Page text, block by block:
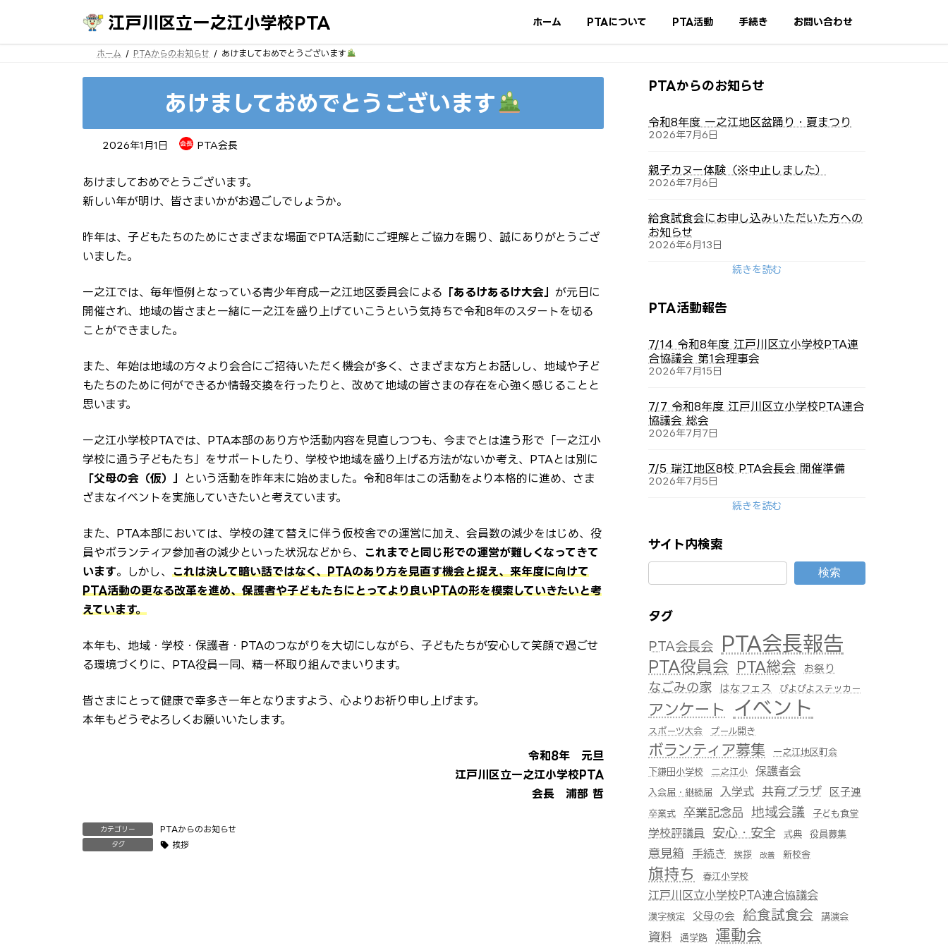
ン
ー
江戸川区立一之江小学校PTA ホーム PTAについて PTA活動 手続き お問い合わせ
ホーム PTAからのお知らせ あけましておめでとうございます
あけましておめでとうございます
2026年1月1日 PTA会長
あけましておめでとうございます。
新しい年が明け、皆さまいかがお過ごしでしょうか。
昨年は、子どもたちのためにさまざまな場面でPTA活動にご理解とご協力を賜り、誠にありがとうござ
いました。
一之江では、毎年恒例となっている青少年育成一之江地区委員会による 「あるけあるけ大会」 が元日に
開催され、地域の皆さまと一緒に一之江を盛り上げていこうという気持ちで令和8年のスタートを切る
ことができました。
また、年始は地域の方々より会合にご招待いただく機会が多く、さまざまな方とお話しし、地域や子ど
もたちのために何ができるか情報交換を行ったりと、改めて地域の皆さまの存在を心強く感じることと
思います。
一之江小学校PTAでは、PTA本部のあり方や活動内容を見直しつつも、今までとは違う形で「一之江小
学校に通う子どもたち」をサポートしたり、学校や地域を盛り上げる方法がないか考え、PTAとは別に
「父母の会（仮）」
という活動を昨年末に始めました。令和8年はこの活動をより本格的に進め、さま
ざまなイベントを実施していきたいと考えています。
また、PTA本部においては、学校の建て替えに伴う仮校舎での運営に加え、会員数の減少をはじめ、役
員やボランティア参加者の減少といった状況などから、
これまでと同じ形での運営が難しくなってきて
います。しかし、
これは決して暗い話ではなく、PTAのあり方を見直す機会と捉え、来年度に向けて
PTA活動の更なる改革を進め、保護者や子どもたちにとってより良いPTAの形を模索していきたいと考
えています。
本年も、地域・学校・保護者・PTAのつながりを大切にしながら、子どもたちが安心して笑顔で過ごせ
る環境づくりに、PTA役員一同、精一杯取り組んでまいります。
皆さまにとって健康で幸多き一年となりますよう、心よりお祈り申し上げます。
本年もどうぞよろしくお願いいたします。
令和8年 元旦
江戸川区立一之江小学校PTA
会長 浦部 哲
カテゴリー PTAからのお知らせ
タグ 挨拶
PTAからのお知らせ
令和8年度 一之江地区盆踊り・夏まつり
2026年7月6日
親子カヌー体験（※中止しました）
2026年7月6日
給食試食会にお申し込みいただいた方への
お知らせ
2026年6月13日
続きを読む
PTA活動報告
7/14 令和8年度 江戸川区立小学校PTA連
合協議会 第1会理事会
2026年7月15日
7/7 令和8年度 江戸川区立小学校PTA連合
協議会 総会
2026年7月7日
7/5 瑞江地区8校 PTA会長会 開催準備
2026年7月5日
続きを読む
サイト内検索
検索
タグ
PTA会長会 PTA会長報告
PTA役員会 PTA総会 お祭り
なごみの家 はなフェス ぴよぴよステッカー
アンケート イベント
スポーツ大会 プール開き
ボランティア募集
一之江地区町会
下鎌田小学校
二之江小 保護者会
入会届・継続届 入学式 共育プラザ 区子連
卒業式 卒業記念品 地域会議 子ども食堂
学校評議員 安心・安全 式典 役員募集
意見箱 手続き 挨拶 改善 新校舎
旗持ち 春江小学校
江戸川区立小学校PTA連合協議会
漢字検定 父母の会 給食試食会 講演会
資料 通学路 運動会